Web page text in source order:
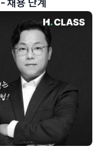
채용 단계